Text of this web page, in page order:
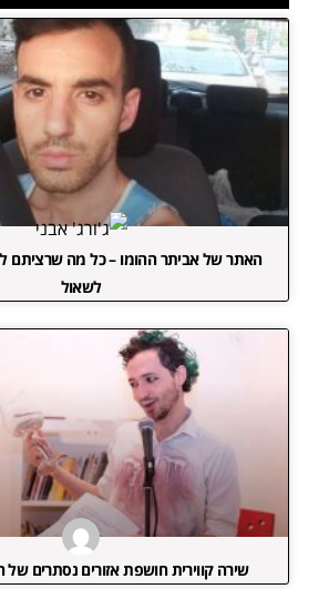
האתר של אביתר ההומו – כל מה שרציתם
לשאול
שירה קווירית חושפת אזורים נסתרים